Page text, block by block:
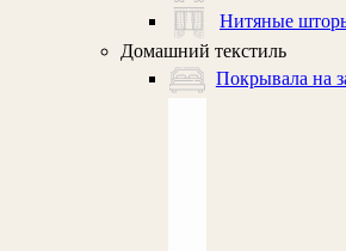
Нитяные
Домашний текстиль
Покрывала на